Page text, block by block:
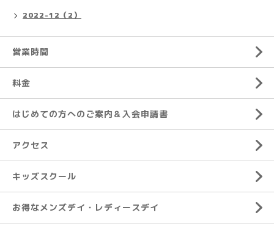
2022-12（2）
営業時間
料金
はじめての方へのご案内＆入会申請書
アクセス
キッズスクール
お得なメンズデイ・レディースデイ